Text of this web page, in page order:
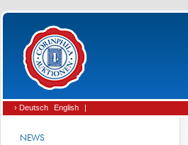
› Deutsch English |
NEWS